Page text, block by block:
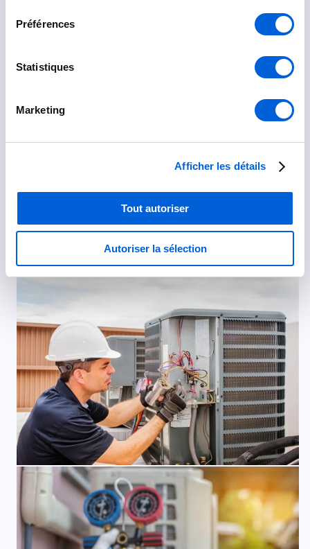
Préférences
Statistiques
Marketing
Afficher les détails
Tout autoriser
Autoriser la sélection